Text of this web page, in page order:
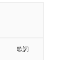
歌詞